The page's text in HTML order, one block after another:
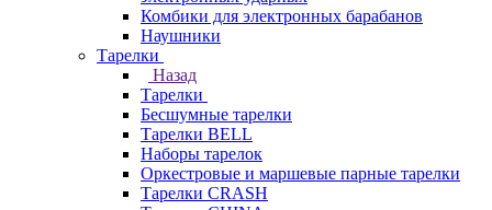
Комбики для электронных барабанов
Наушники
Тарелки
Назад
Тарелки
Бесшумные тарелки
Тарелки BELL
Наборы тарелок
Оркестровые и маршевые парные тарелки
Тарелки CRASH